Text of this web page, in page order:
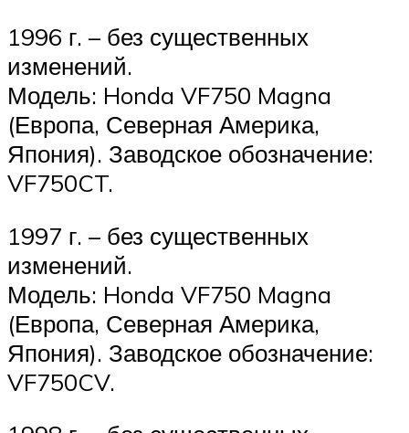
1996 г. – без существенных
изменений.
Модель: Honda VF750 Magna
(Европа, Северная Америка,
Япония). Заводское обозначение:
VF750CT.
1997 г. – без существенных
изменений.
Модель: Honda VF750 Magna
(Европа, Северная Америка,
Япония). Заводское обозначение:
VF750CV.